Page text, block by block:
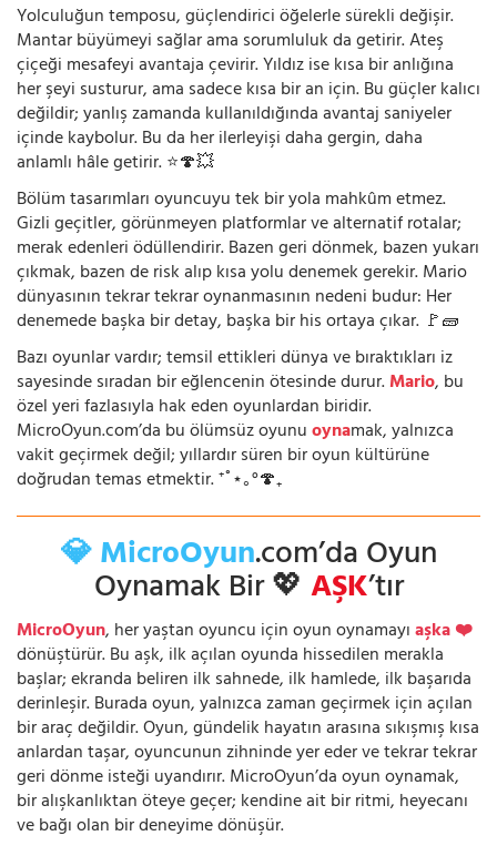
Yolculuğun temposu, güçlendirici öğelerle sürekli değişir.
Mantar büyümeyi sağlar ama sorumluluk da getirir. Ateş
çiçeği mesafeyi avantaja çevirir. Yıldız ise kısa bir anlığına
her şeyi susturur, ama sadece kısa bir an için. Bu güçler kalıcı
değildir; yanlış zamanda kullanıldığında avantaj saniyeler
içinde kaybolur. Bu da her ilerleyişi daha gergin, daha
anlamlı hâle getirir. ⭐🍄💥
Bölüm tasarımları oyuncuyu tek bir yola mahkûm etmez.
Gizli geçitler, görünmeyen platformlar ve alternatif rotalar;
merak edenleri ödüllendirir. Bazen geri dönmek, bazen yukarı
çıkmak, bazen de risk alıp kısa yolu denemek gerekir. Mario
dünyasının tekrar tekrar oynanmasının nedeni budur: Her
denemede başka bir detay, başka bir his ortaya çıkar. 🚩🧱
Bazı oyunlar vardır; temsil ettikleri dünya ve bıraktıkları iz
sayesinde sıradan bir eğlencenin ötesinde durur.Mario, bu
özel yeri fazlasıyla hak eden oyunlardan biridir.
MicroOyun.com’da bu ölümsüz oyunuoynamak, yalnızca
vakit geçirmek değil; yıllardır süren bir oyun kültürüne
doğrudan temas etmektir. ⁺˚⋆｡°🍄₊
💎 MicroOyun.com’da Oyun
Oynamak Bir 💖AŞK’tır
MicroOyun, her yaştan oyuncu için oyun oynamayıaşka ❤️
dönüştürür. Bu aşk, ilk açılan oyunda hissedilen merakla
başlar; ekranda beliren ilk sahnede, ilk hamlede, ilk başarıda
derinleşir. Burada oyun, yalnızca zaman geçirmek için açılan
bir araç değildir. Oyun, gündelik hayatın arasına sıkışmış kısa
anlardan taşar, oyuncunun zihninde yer eder ve tekrar tekrar
geri dönme isteği uyandırır. MicroOyun’da oyun oynamak,
bir alışkanlıktan öteye geçer; kendine ait bir ritmi, heyecanı
ve bağı olan bir deneyime dönüşür.